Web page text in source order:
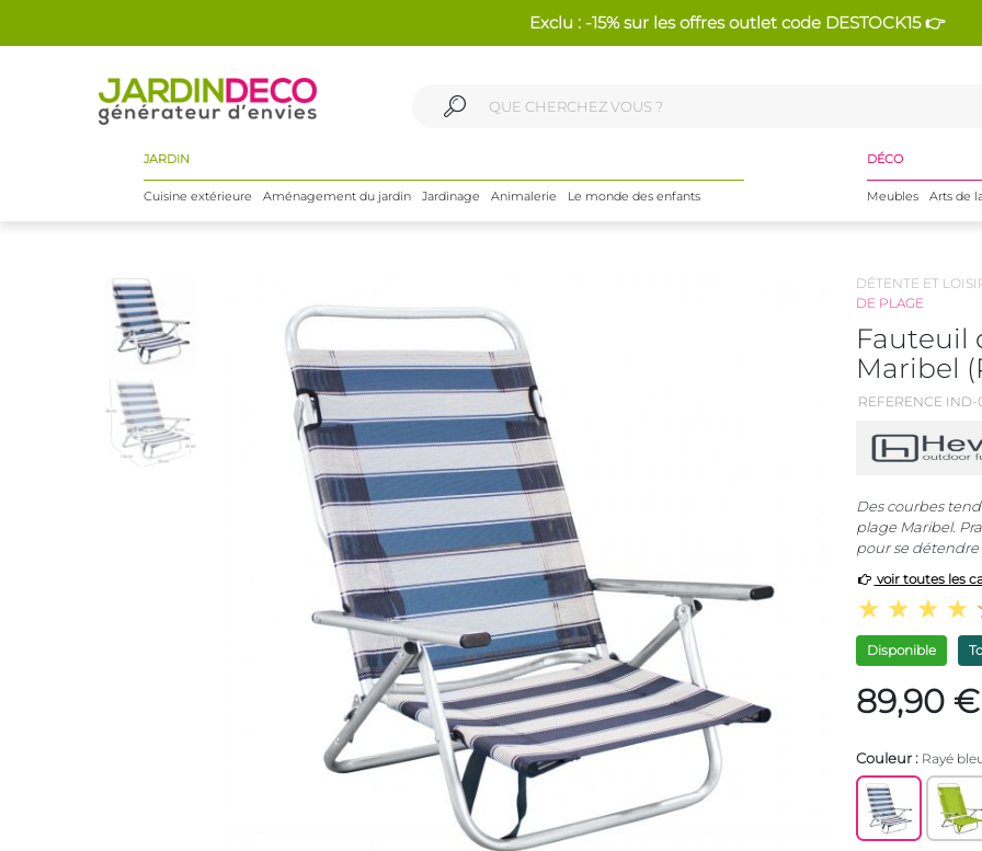
Exclu : -15% sur les offres outlet code DESTOCK15 👉
JARDIN
Cuisine extérieure Aménagement du jardin Jardinage Animalerie Le monde des enfants
DÉCO
Meubles Arts de
DÉTENTE ET
DE PLAGE
Fauteuil
Maribel
REFERENCE IND-
Des courbes
plage Maribel.
pour se détendre
voir toutes les
Disponible
89,90 €
Couleur : Rayé